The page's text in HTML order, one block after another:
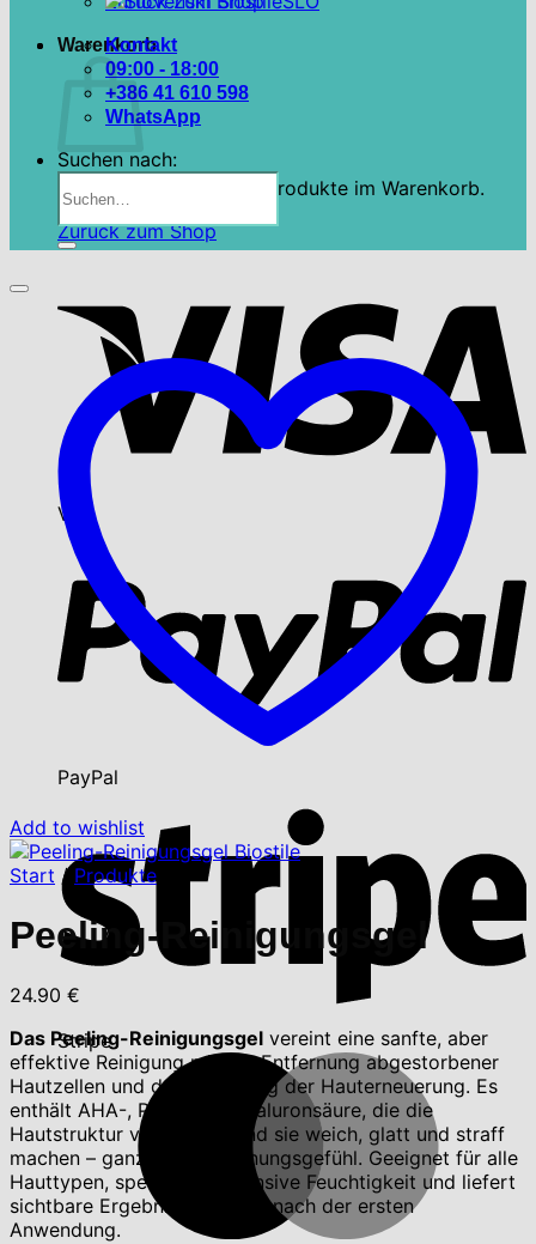
Warenkorb
Es befinden sich keine Produkte im Warenkorb.
Zurück zum Shop
Visa
PayPal
Stripe
Kontakt
09:00 - 18:00
+386 41 610 598
WhatsApp
Suchen nach:
Add to wishlist
Start / Produkte
Peeling-Reinigungsgel
24.90 €
Das Peeling-Reinigungsgel vereint eine sanfte, aber
effektive Reinigung mit der Entfernung abgestorbener
Hautzellen und der Förderung der Hauterneuerung. Es
enthält AHA-, PHA- und Hyaluronsäure, die die
Hautstruktur verbessern und sie weich, glatt und straff
machen – ganz ohne Spannungsgefühl. Geeignet für alle
Hauttypen, spendet es intensive Feuchtigkeit und liefert
sichtbare Ergebnisse bereits nach der ersten
Anwendung.